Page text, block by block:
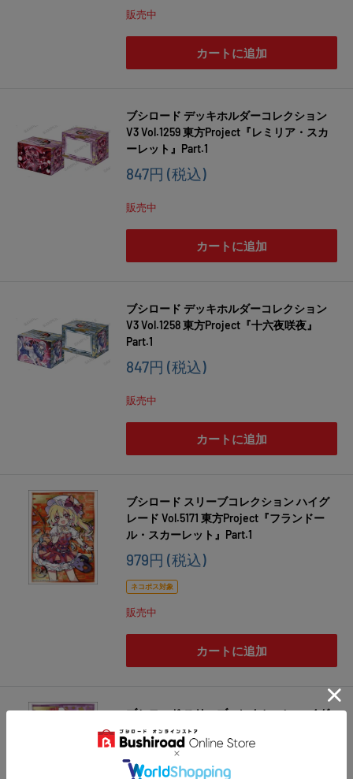
価
格
販売中
カートに追加
ブシロード デッキホルダーコレクション
V3 Vol.1259 東方Project『レミリア・スカ
ーレット』Part.1
販
価
格
847円 (税込)
販売中
カートに追加
ブシロード デッキホルダーコレクション
V3 Vol.1258 東方Project『十六夜咲夜』
Part.1
販
価
格
847円 (税込)
販売中
カートに追加
ブシロード スリーブコレクション ハイグ
レード Vol.5171 東方Project『フランドー
ル・スカーレット』Part.1
販
価
格
979円 (税込)
ネコポス対象
販売中
カートに追加
ブシロード スリーブコレクション ハイグ
レード Vol.5170 東方Project『レミリア・
スカーレット』Part.1
販
979円(税込)